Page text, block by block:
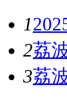
1
2荔
3荔